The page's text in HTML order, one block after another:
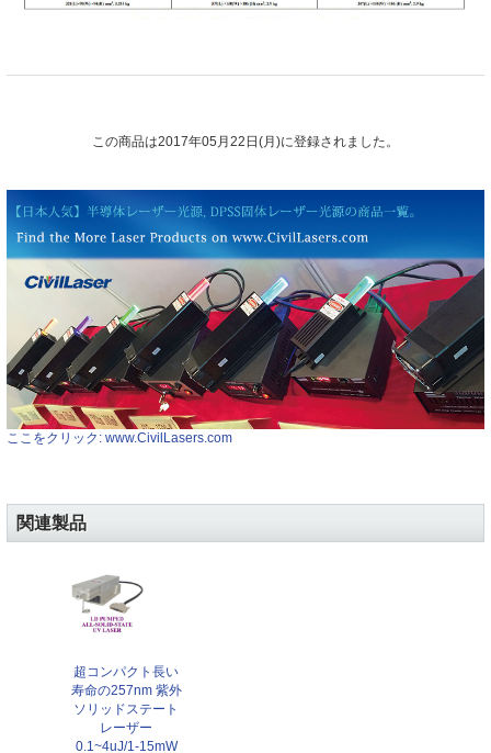
この商品は2017年05月22日(月)に登録されました。
ここをクリック: www.CivilLasers.com
関連製品
超コンパクト長い
寿命の257nm 紫外
ソリッドステート
レーザー
0.1~4uJ/1-15mW